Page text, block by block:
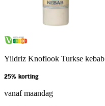
Yildriz Knoflook Turkse kebab
25% korting
vanaf maandag